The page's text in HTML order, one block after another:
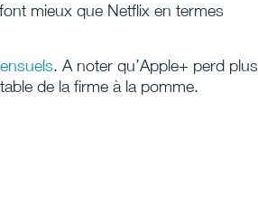
mieux que Netflix en termes
. A noter qu’Apple+ perd plus
de la firme à la pomme.